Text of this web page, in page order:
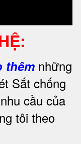
thêm những
Sắt chống
cầu của
tôi theo